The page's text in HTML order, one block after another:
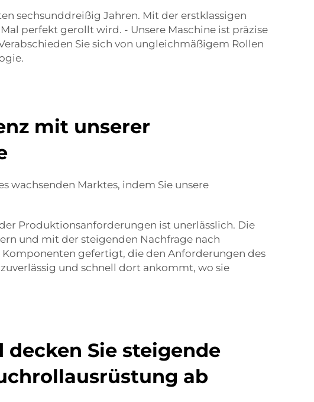
sechsunddreißig Jahren. Mit der erstklassigen
perfekt gerollt wird. - Unsere Maschine ist präzise
Sie sich von ungleichmäßigem Rollen
mit unserer
wachsenden Marktes, indem Sie unsere
Produktionsanforderungen ist unerlässlich. Die
und mit der steigenden Nachfrage nach
gefertigt, die den Anforderungen des
und schnell dort ankommt, wo sie
Sie steigende
ab